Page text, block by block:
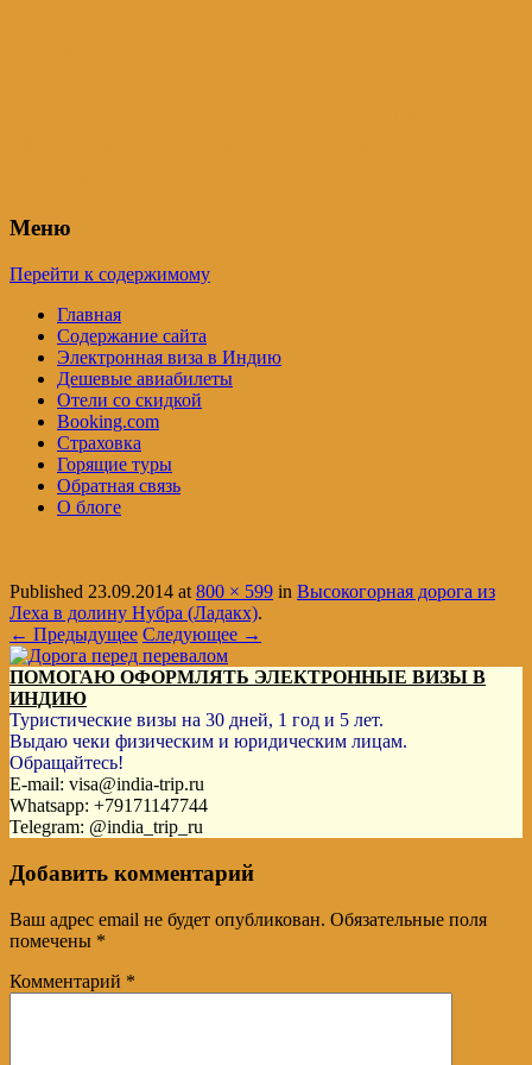
Меню
Перейти к содержимому
Главная
Содержание сайта
Электронная виза в Индию
Дешевые авиабилеты
Отели со скидкой
Booking.com
Страховка
Горящие туры
Обратная связь
О блоге
Published 23.09.2014 at800 × 599 in Высокогорная дорога из
Леха в долину Нубра (Ладакх).
← Предыдущее Следующее →
ПОМОГАЮ ОФОРМЛЯТЬ ЭЛЕКТРОННЫЕ ВИЗЫ В
ИНДИЮ
Туристические визы на 30 дней, 1 год и 5 лет.
Выдаю чеки физическим и юридическим лицам.
Обращайтесь!
E-mail: visa@india-trip.ru
Whatsapp: +79171147744
Telegram: @india_trip_ru
Добавить комментарий
Ваш адрес email не будет опубликован. Обязательные поля
помечены *
Комментарий *